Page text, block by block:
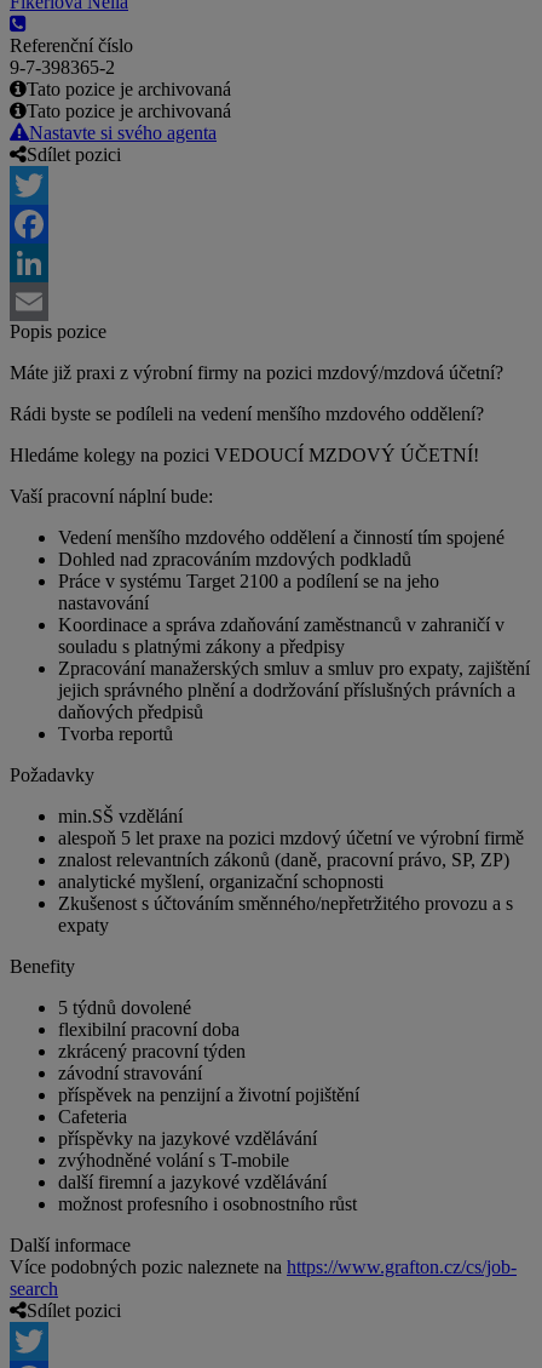
Referenční číslo
9-7-398365-2
Tato pozice je archivovaná
Tato pozice je archivovaná
Nastavte si svého agenta
Sdílet pozici
Twitter
Facebook
LinkedIn
Email
Popis pozice
Máte již praxi z výrobní firmy na pozici mzdový/mzdová účetní?
Rádi byste se podíleli na vedení menšího mzdového oddělení?
Hledáme kolegy na pozici VEDOUCÍ MZDOVÝ ÚČETNÍ!
Vaší pracovní náplní bude:
Vedení menšího mzdového oddělení a činností tím spojené
Dohled nad zpracováním mzdových podkladů
Práce v systému Target 2100 a podílení se na jeho
nastavování
Koordinace a správa zdaňování zaměstnanců v zahraničí v
souladu s platnými zákony a předpisy
Zpracování manažerských smluv a smluv pro expaty, zajištění
jejich správného plnění a dodržování příslušných právních a
daňových předpisů
Tvorba reportů
Požadavky
min.SŠ vzdělání
alespoň 5 let praxe na pozici mzdový účetní ve výrobní firmě
znalost relevantních zákonů (daně, pracovní právo, SP, ZP)
analytické myšlení, organizační schopnosti
Zkušenost s účtováním směnného/nepřetržitého provozu a s
expaty
Benefity
5 týdnů dovolené
flexibilní pracovní doba
zkrácený pracovní týden
závodní stravování
příspěvek na penzijní a životní pojištění
Cafeteria
příspěvky na jazykové vzdělávání
zvýhodněné volání s T-mobile
další firemní a jazykové vzdělávání
možnost profesního i osobnostního růst
Další informace
Více podobných pozic naleznete na https://www.grafton.cz/cs/job-
search
Sdílet pozici